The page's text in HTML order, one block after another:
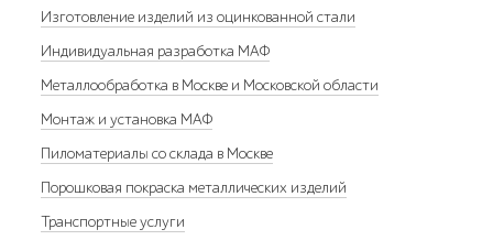
Изготовление изделий из оцинкованной стали
Индивидуальная разработка МАФ
Металлообработка в Москве и Московской области
Монтаж и установка МАФ
Пиломатериалы со склада в Москве
Порошковая покраска металлических изделий
Транспортные услуги